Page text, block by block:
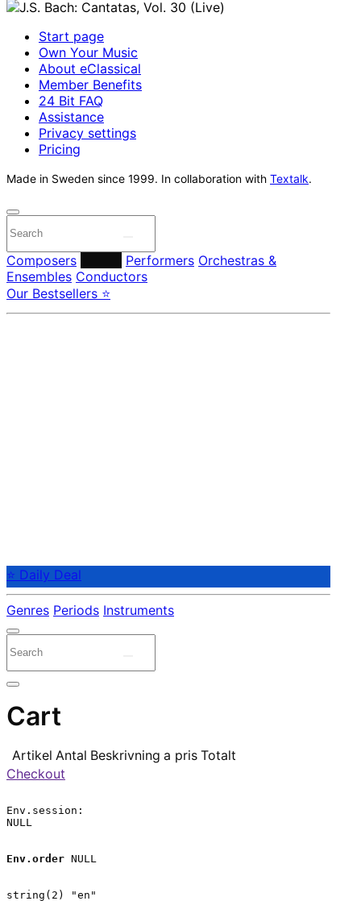
Start page
Own Your Music
About eClassical
Member Benefits
24 Bit FAQ
Assistance
Privacy settings
Pricing
Made in Sweden since 1999. In collaboration with Textalk.
Composers Performers Orchestras &
Ensembles Conductors
Our Bestsellers ⭐
⭐ Daily Deal
Genres Periods Instruments
Cart
Artikel Antal Beskrivning a pris Totalt
Checkout
Env.session:
NULL
Env.order NULL
string(2) "en"